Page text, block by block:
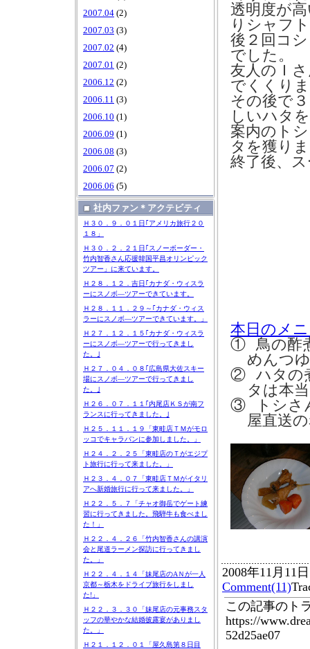
2007.04 (2)
2007.03 (3)
2007.02 (4)
2007.01 (2)
2006.12 (2)
2006.11 (3)
2006.10 (1)
2006.09 (1)
2006.08 (3)
2006.07 (2)
2006.06 (5)
社内ファン＊アクテビティ
Ｈ３０．９．０１日｢アメリカ旅行２０
１８」
Ｈ３０．２．２１日｢スノーボーダー・
竹内智香さん応援韓国平昌オリンピック
ツアー」に来ています。
Ｈ２８．１２．吉日｢カナダ・ウィスラ
ーにスノボ―ツアーできています。
Ｈ２８．１１．２９～｢カナダ・ウィス
ラーにスノボ―ツアーできています。」
Ｈ２７．１２．１５｢カナダ・ウィスラ
ーにスノボ―ツアーで行ってきまし
た。｣
Ｈ２７．０４．０８｢広島県大佐スキー
場にスノボ―ツアーで行ってきまし
た。｣
Ｈ２６．０７．１１｢内尾店ＫＳが南フ
ランスに行ってきました。｣
Ｈ２５．１１．１９「東畦店ＴＭがモロ
ッコでキャラバンに参加しました。」
Ｈ２４．２．２５「東畦店のＴがエジプ
ト旅行に行って来ました。」
Ｈ２３．４．０７「東畦店ＴＭがイタリ
アへ新婚旅行に行って来ました。」
Ｈ２２．５．７「チャオ御岳でゲート練
習に行ってきました。飛騨牛も食べまし
た！」
Ｈ２２．４．２６「竹内智香さんの講演
会と尾道ラーメン探訪に行ってきまし
た。」
Ｈ２２．４．１４「妹尾店のAＮが一人
京都～栃木をドライブ旅行をしまし
た!」
Ｈ２２．３．３０「妹尾店の元事務スタ
ッフの華やかな結婚披露宴がありまし
た。」
Ｈ２１．１２．０１「屋久島第８日目
透明度が
りシャフ
後２回コ
でした。
友人のＩ
でくくり
その後で
しいハタ
案内のト
タを獲り
終了後、
本日のメ
① 鳥の酢
めんつ
② ハタの
タは本
③
トシ
屋直送
2008年11月11
Comment(11)
この記事のト
https://
52d25ae07